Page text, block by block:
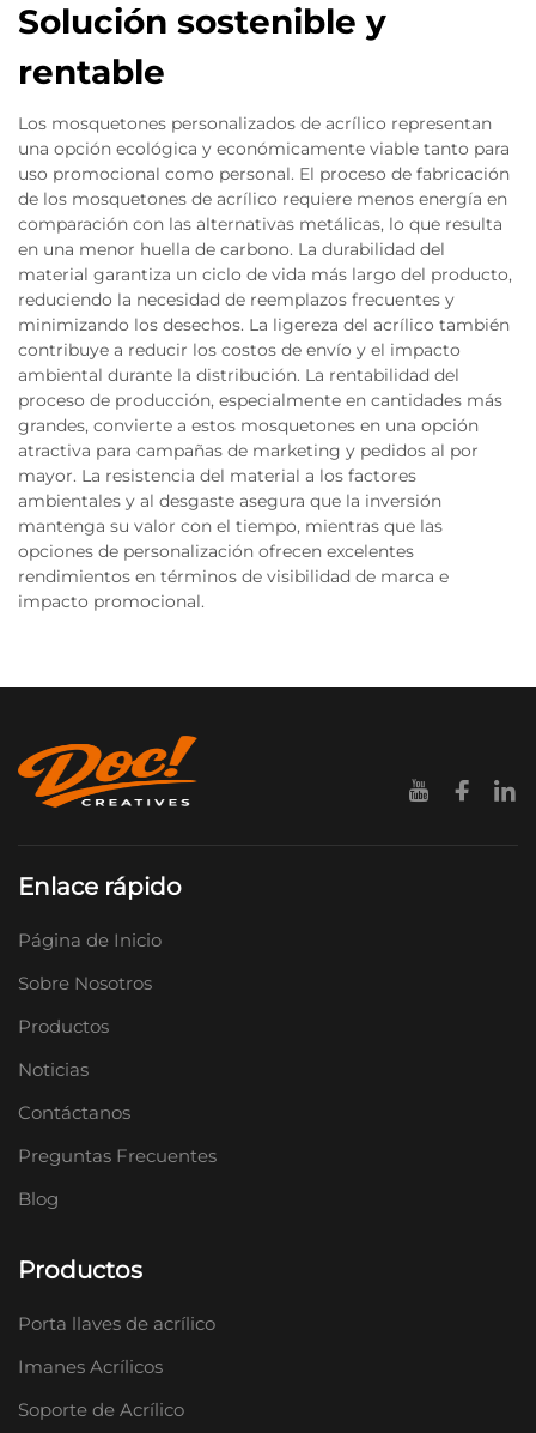
Solución sostenible y
rentable
Los mosquetones personalizados de acrílico representan
una opción ecológica y económicamente viable tanto para
uso promocional como personal. El proceso de fabricación
de los mosquetones de acrílico requiere menos energía en
comparación con las alternativas metálicas, lo que resulta
en una menor huella de carbono. La durabilidad del
material garantiza un ciclo de vida más largo del producto,
reduciendo la necesidad de reemplazos frecuentes y
minimizando los desechos. La ligereza del acrílico también
contribuye a reducir los costos de envío y el impacto
ambiental durante la distribución. La rentabilidad del
proceso de producción, especialmente en cantidades más
grandes, convierte a estos mosquetones en una opción
atractiva para campañas de marketing y pedidos al por
mayor. La resistencia del material a los factores
ambientales y al desgaste asegura que la inversión
mantenga su valor con el tiempo, mientras que las
opciones de personalización ofrecen excelentes
rendimientos en términos de visibilidad de marca e
impacto promocional.
Enlace rápido
Página de Inicio
Sobre Nosotros
Productos
Noticias
Contáctanos
Preguntas Frecuentes
Blog
Productos
Porta llaves de acrílico
Imanes Acrílicos
Soporte de Acrílico